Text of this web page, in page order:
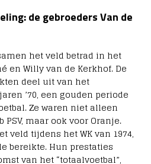
de gebroeders Van de
het veld betrad in het
en Willy van de Kerkhof. De
deel uit van het
’70, een gouden periode
Ze waren niet alleen
maar ook voor Oranje.
veld tijdens het WK van 1974,
bereikte. Hun prestaties
van het “totaalvoetbal”,